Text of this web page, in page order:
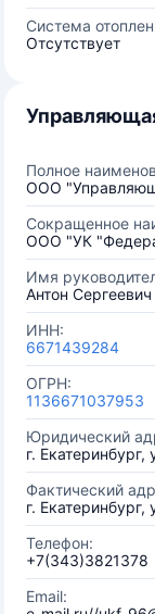
Система
Отсутствует
Полное
ООО
Сокращенное
ООО "УК
Имя
Антон
ИНН:
6671439284
ОГРН:
1136671037953
Юридический
г.
Фактический
г.
Телефон:
+7(343)3821378
Email: